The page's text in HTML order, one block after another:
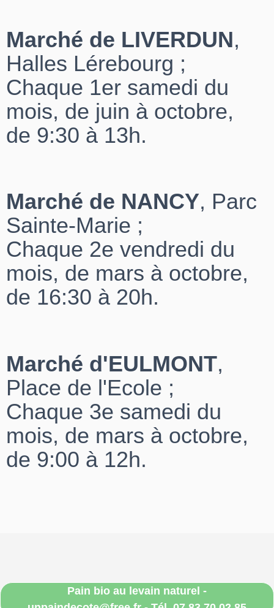
Marché de LIVERDUN,
Halles Lérebourg ;
Chaque 1er samedi du
mois, de juin à octobre,
de 9:30 à 13h.
Marché de NANCY, Parc
Sainte-Marie ;
Chaque 2e vendredi du
mois, de mars à octobre,
de 16:30 à 20h.
Marché d'EULMONT,
Place de l'Ecole ;
Chaque 3e samedi du
mois, de mars à octobre,
de 9:00 à 12h.
Pain bio au levain naturel -